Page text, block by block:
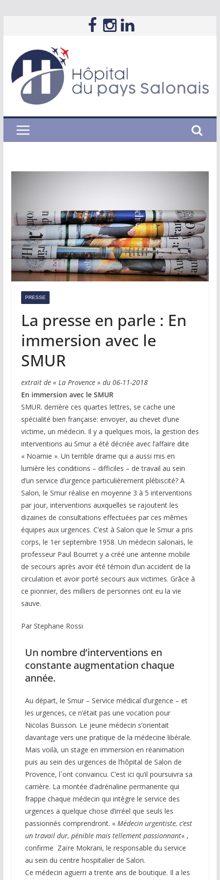
contenu
PRESSE
La presse en parle : En
immersion avec le
SMUR
extrait de « La Provence » du 06-11-2018
En immersion avec le SMUR
SMUR. derrière ces quartes lettres, se cache une
spécialité bien française: envoyer, au chevet d’une
victime, un médecin. Il y a quelques mois, la gestion des
interventions au Smur a été décriée avec l’affaire dite
« Noamie ». Un terrible drame qui a aussi mis en
lumière les conditions – difficiles – de travail au sein
d’un service d’urgence particulièrement plébiscité? A
Salon, le Smur réalise en moyenne 3 à 5 interventions
par jour, interventions auxquelles se rajoutent les
dizaines de consultations effectuées par ces mêmes
équipes aux urgences. C’est à Salon que le Smur a pris
corps, le 1er septembre 1958. Un médecin salonais, le
professeur Paul Bourret y a créé une antenne mobile
de secours après avoir été témoin d’un accident de la
circulation et avoir porté secours aux victimes. Grâce à
ce pionnier, des milliers de personnes ont eu la vie
sauve.
Par Stephane Rossi
Un nombre d’interventions en
constante augmentation chaque
année.
Au départ, le Smur – Service médical d’urgence – et
les urgences, ce n’était pas une vocation pour
Nicolas Buisson. Le jeune médecin s’orientait
davantage vers une pratique de la médecine libérale.
Mais voilà, un stage en immersion en réanimation
puis au sein des urgences de l’hôpital de Salon de
Provence, l`ont convaincu. C’est ici qu’il poursuivra sa
carrière. La montée d’adrénaline permanente qui
frappe chaque médecin qui intègre le service des
urgences a quelque chose d’irréel que seuls les
passionnés comprendront. « Médecin urgentiste, c’est
un travail dur, pénible mais tellement passionnant« ,
confirme Zaïre Mokrani, le responsable du service
au sein du centre hospitalier de Salon.
Ce médecin aguerri a trente ans de boutique. Il a les